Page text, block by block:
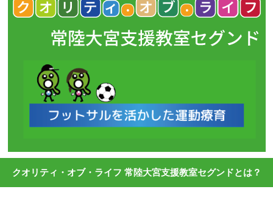
クオリティ・オブ・ライフ 常陸大宮支援教室セグンドとは？